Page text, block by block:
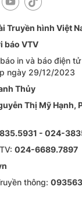
Truyền hình Việt
báo VTV
in và báo điện tử
ngày 29/12/2023
Thủy
Thị Mỹ Hạnh,
- 024-
024-6689.7897
thông: